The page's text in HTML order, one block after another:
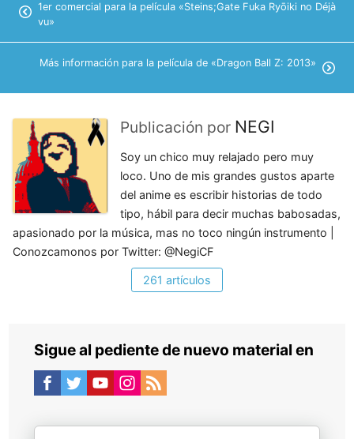
1er comercial para la película «Steins;Gate Fuka Ryōiki no Déjà
vu»
Más información para la película de «Dragon Ball Z: 2013»
Publicación por NEGI
Soy un chico muy relajado pero muy
loco. Uno de mis grandes gustos aparte
del anime es escribir historias de todo
tipo, hábil para decir muchas babosadas,
apasionado por la música, mas no toco ningún instrumento |
Conozcamonos por Twitter: @NegiCF
261 artículos
Sigue al pediente de nuevo material en